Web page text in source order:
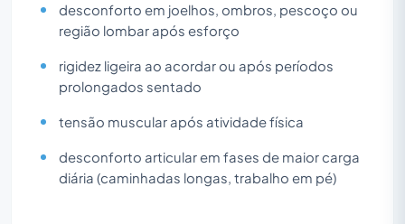
desconforto em joelhos, ombros, pescoço ou
região lombar após esforço
rigidez ligeira ao acordar ou após períodos
prolongados sentado
tensão muscular após atividade física
desconforto articular em fases de maior carga
diária (caminhadas longas, trabalho em pé)